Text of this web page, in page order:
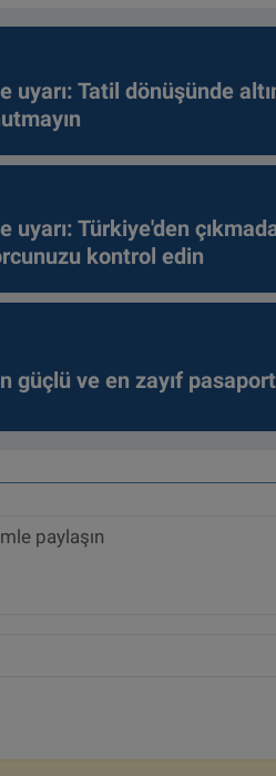
uyarı: Tatil dönüşünde
uyarı: Türkiye'den
kontrol edin
güçlü ve en zayıf